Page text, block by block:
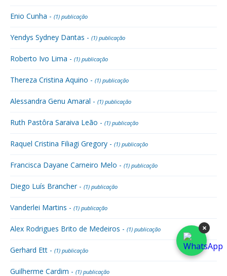
Enio Cunha - (1) publicação
Yendys Sydney Dantas - (1) publicação
Roberto Ivo Lima - (1) publicação
Thereza Cristina Aquino - (1) publicação
Alessandra Genu Amaral - (1) publicação
Ruth Pastôra Saraiva Leão - (1) publicação
Raquel Cristina Filiagi Gregory - (1) publicação
Francisca Dayane Carneiro Melo - (1) publicação
Diego Luís Brancher - (1) publicação
Vanderlei Martins - (1) publicação
Alex Rodrigues Brito de Medeiros - (1) publicação
Gerhard Ett - (1) publicação
Guilherme Cardim - (1) publicação
×